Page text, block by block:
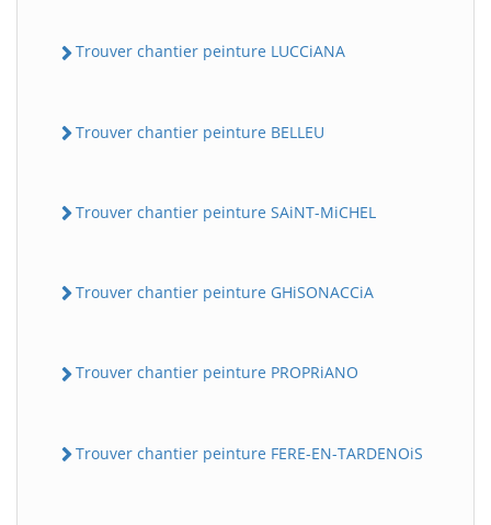
Trouver chantier peinture LUCCiANA
Trouver chantier peinture BELLEU
Trouver chantier peinture SAiNT-MiCHEL
Trouver chantier peinture GHiSONACCiA
Trouver chantier peinture PROPRiANO
Trouver chantier peinture FERE-EN-TARDENOiS